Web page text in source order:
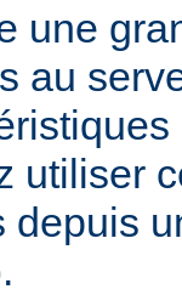
une
au
utiliser
depuis